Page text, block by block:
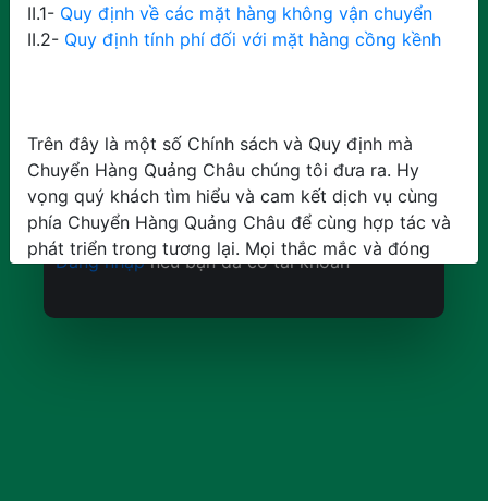
Đăng ký Hủy
Đăng nhập nếu bạn đã có tài khoản
II.1- Quy định về các mặt hàng không vận chuyển
II.2- Quy định tính phí đối với mặt hàng cồng kềnh
Trên đây là một số Chính sách và Quy định mà
Chuyển Hàng Quảng Châu chúng tôi đưa ra. Hy
vọng quý khách tìm hiểu và cam kết dịch vụ cùng
phía Chuyển Hàng Quảng Châu để cùng hợp tác và
phát triển trong tương lại. Mọi thắc mắc và đóng
góp ý kiến xin liên hệ trực tiếp Hotline: 082 333